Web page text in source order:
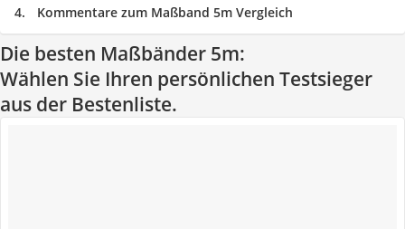
Kommentare zum Maßband 5m Vergleich
Die besten Maßbänder 5m:
Wählen Sie Ihren persönlichen Testsieger
aus der Bestenliste.